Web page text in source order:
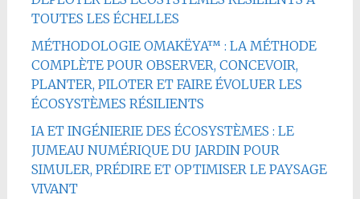
TOUTES LES ÉCHELLES
MÉTHODOLOGIE OMAKËYA™ : LA MÉTHODE
COMPLÈTE POUR OBSERVER, CONCEVOIR,
PLANTER, PILOTER ET FAIRE ÉVOLUER LES
ÉCOSYSTÈMES RÉSILIENTS
IA ET INGÉNIERIE DES ÉCOSYSTÈMES : LE
JUMEAU NUMÉRIQUE DU JARDIN POUR
SIMULER, PRÉDIRE ET OPTIMISER LE PAYSAGE
VIVANT